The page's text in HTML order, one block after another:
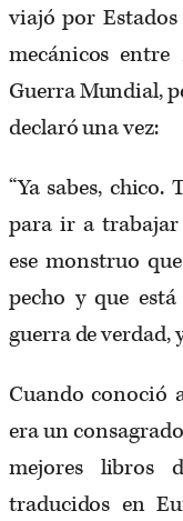
viajó por
mecánicos entre
Guerra Mundial,
declaró una vez:
“Ya sabes, chico.
para ir a trabajar
ese monstruo
pecho y que
guerra de verdad,
Cuando conoció
era un
mejores libros
traducidos en